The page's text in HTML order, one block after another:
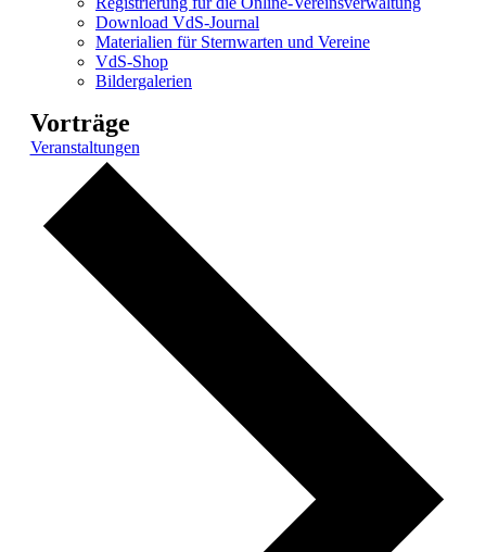
Download VdS-Journal
Materialien für Sternwarten und Vereine
VdS-Shop
Bildergalerien
Vorträge
Veranstaltungen